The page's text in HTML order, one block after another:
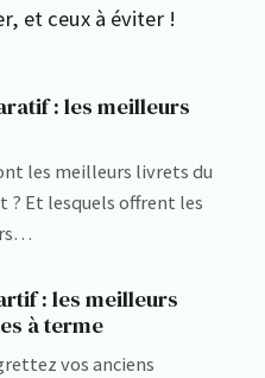
et ceux à éviter !
: les meilleurs
les meilleurs livrets du
? Et lesquels offrent les
: les meilleurs
à terme
vos anciens